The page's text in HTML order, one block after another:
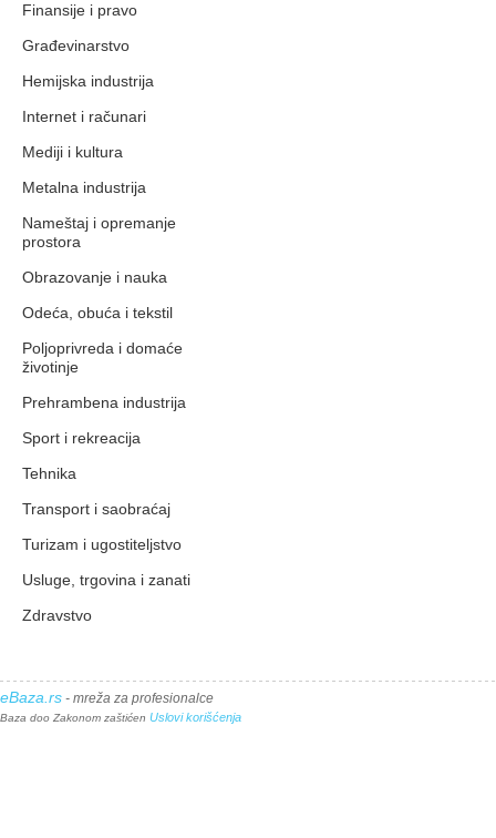
Finansije i pravo
Građevinarstvo
Hemijska industrija
Internet i računari
Mediji i kultura
Metalna industrija
Nameštaj i opremanje
prostora
Obrazovanje i nauka
Odeća, obuća i tekstil
Poljoprivreda i domaće
životinje
Prehrambena industrija
Sport i rekreacija
Tehnika
Transport i saobraćaj
Turizam i ugostiteljstvo
Usluge, trgovina i zanati
Zdravstvo
eBaza.rs - mreža za profesionalce
Baza doo Zakonom zaštićen Uslovi korišćenja